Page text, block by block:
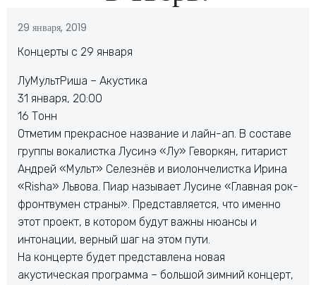
29 января, 2019
Концерты с 29 января
ЛуМультРиша – Акустика
31 января, 20:00
16 Тонн
Отметим прекрасное название и лайн-ап. В составе
группы вокалистка Лусинэ «Лу» Геворкян, гитарист
Андрей «Мульт» Селезнёв и виолончелистка Ирина
«Risha» Львова. Пиар называет Лусине «Главная рок-
фронтвумен страны». Представляется, что именно
этот проект, в котором будут важны нюансы и
интонации, верный шаг на этом пути.
На концерте будет представлена новая
акустическая программа – большой зимний концерт,